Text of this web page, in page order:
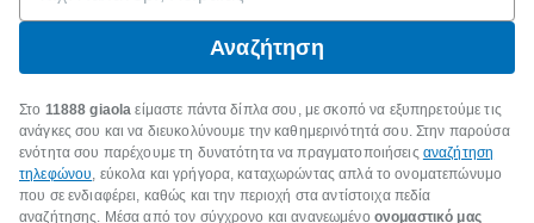
Αναζήτηση
Στο 11888 giaola είμαστε πάντα δίπλα σου, με σκοπό να εξυπηρετούμε τις
ανάγκες σου και να διευκολύνουμε την καθημερινότητά σου. Στην παρούσα
ενότητα σου παρέχουμε τη δυνατότητα να πραγματοποιήσεις αναζήτηση
τηλεφώνου, εύκολα και γρήγορα, καταχωρώντας απλά το ονοματεπώνυμο
που σε ενδιαφέρει, καθώς και την περιοχή στα αντίστοιχα πεδία
αναζήτησης. Μέσα από τον σύγχρονο και ανανεωμένο ονομαστικό μας